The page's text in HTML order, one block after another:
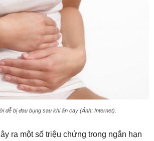
dễ bị đau bụng sau khi ăn cay (Ảnh: Internet).
ra một số triệu chứng trong ngắn hạn